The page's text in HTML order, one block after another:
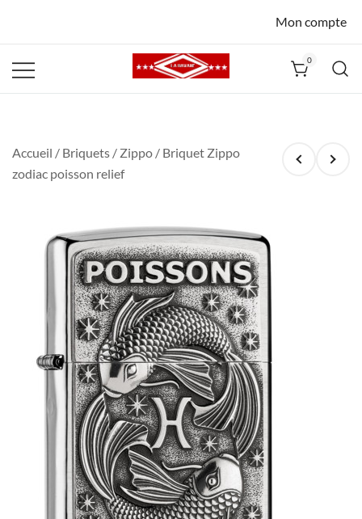
Mon compte
0
Accueil / Briquets / Zippo / Briquet Zippo
zodiac poisson relief